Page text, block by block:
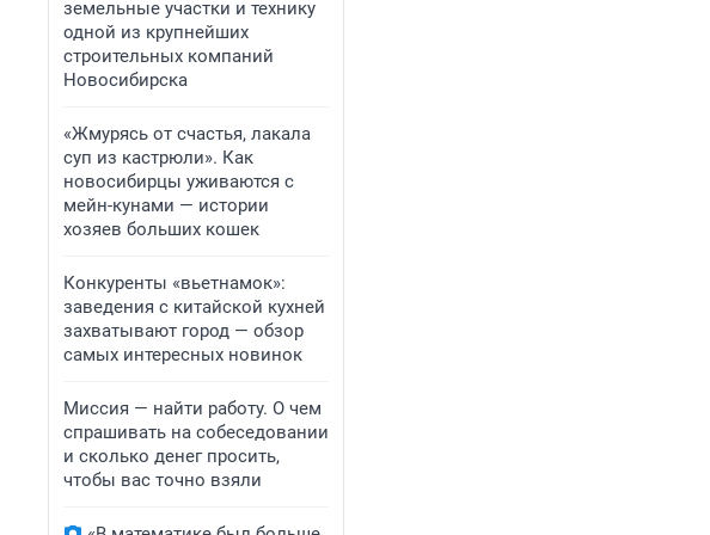
земельные участки и технику
одной из крупнейших
строительных компаний
Новосибирска
«Жмурясь от счастья, лакала
суп из кастрюли». Как
новосибирцы уживаются с
мейн-кунами — истории
хозяев больших кошек
Конкуренты «вьетнамок»:
заведения с китайской кухней
захватывают город — обзор
самых интересных новинок
Миссия — найти работу. О чем
спрашивать на собеседовании
и сколько денег просить,
чтобы вас точно взяли